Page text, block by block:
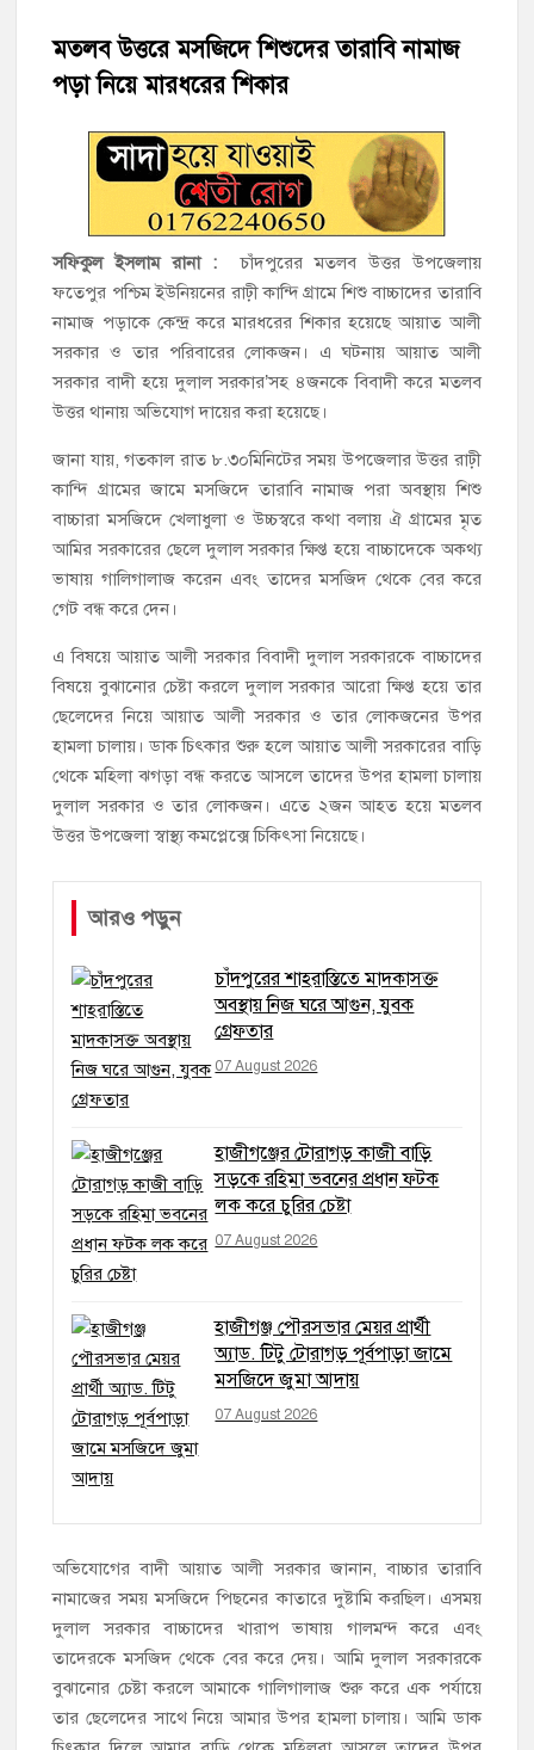
অভিভাবক সমাবেশ
হাজীগঞ্জে অস্বাস্থ্যকর পরিবেশে খাবার প্রস্তুত: ২ হোটেলকে ৪৫ হাজার
হাজীগঞ্জে ৬ বছরের শিশুকে ধর্ষণের অভিযোগে কেয়ারটেকার আটক
হাজীগঞ্জের রাজারগাঁও উবিতে জুলাই গণঅভ্যুত্থান দিবস পালন
হাজীগঞ্জ সরকারি মডেল পাইলট হাই স্কুল অ্যান্ড কলেজে ‘জুলাই
গণঅভ্যুত্থান দিবস’ পালিত
‘জনগণের ভোটে নির্বাচিত হয়ে ফরিদগঞ্জের উন্নয়নে কাজ করছি’ :
আলহাজ্ব এমএ হান্নান এমপি
নৌ পুলিশ ফাঁড়ির নাকের ডগায় কারেন্ট জালের দাপট, মতলবে প্রকাশ্যে
নিষিদ্ধ জাল মেরামত ও মাছ শিকার
মতলব উত্তরে মসজিদে শিশুদের তারাবি নামাজ
পড়া নিয়ে মারধরের শিকার
সফিকুল ইসলাম রানা :
চাঁদপুরের মতলব উত্তর উপজেলায়
ফতেপুর পশ্চিম ইউনিয়নের রাঢ়ী কান্দি গ্রামে শিশু বাচ্চাদের তারাবি
নামাজ পড়াকে কেন্দ্র করে মারধরের শিকার হয়েছে আয়াত আলী
সরকার ও তার পরিবারের লোকজন। এ ঘটনায় আয়াত আলী
সরকার বাদী হয়ে দুলাল সরকার’সহ ৪জনকে বিবাদী করে মতলব
উত্তর থানায় অভিযোগ দায়ের করা হয়েছে।
জানা যায়, গতকাল রাত ৮.৩০মিনিটের সময় উপজেলার উত্তর রাঢ়ী
কান্দি গ্রামের জামে মসজিদে তারাবি নামাজ পরা অবস্থায় শিশু
বাচ্চারা মসজিদে খেলাধুলা ও উচ্চস্বরে কথা বলায় ঐ গ্রামের মৃত
আমির সরকারের ছেলে দুলাল সরকার ক্ষিপ্ত হয়ে বাচ্চাদেকে অকথ্য
ভাষায় গালিগালাজ করেন এবং তাদের মসজিদ থেকে বের করে
গেট বন্ধ করে দেন।
এ বিষয়ে আয়াত আলী সরকার বিবাদী দুলাল সরকারকে বাচ্চাদের
বিষয়ে বুঝানোর চেষ্টা করলে দুলাল সরকার আরো ক্ষিপ্ত হয়ে তার
ছেলেদের নিয়ে আয়াত আলী সরকার ও তার লোকজনের উপর
হামলা চালায়। ডাক চিৎকার শুরু হলে আয়াত আলী সরকারের বাড়ি
থেকে মহিলা ঝগড়া বন্ধ করতে আসলে তাদের উপর হামলা চালায়
দুলাল সরকার ও তার লোকজন। এতে ২জন আহত হয়ে মতলব
উত্তর উপজেলা স্বাস্থ্য কমপ্লেক্সে চিকিৎসা নিয়েছে।
আরও পড়ুন
চাঁদপুরের শাহরাস্তিতে মাদকাসক্ত
অবস্থায় নিজ ঘরে আগুন, যুবক
গ্রেফতার
07 August 2026
হাজীগঞ্জের টোরাগড় কাজী বাড়ি
সড়কে রহিমা ভবনের প্রধান ফটক
লক করে চুরির চেষ্টা
07 August 2026
হাজীগঞ্জ পৌরসভার মেয়র প্রার্থী
অ্যাড. টিটু টোরাগড় পূর্বপাড়া জামে
মসজিদে জুমা আদায়
07 August 2026
অভিযোগের বাদী আয়াত আলী সরকার জানান, বাচ্চার তারাবি
নামাজের সময় মসজিদে পিছনের কাতারে দুষ্টামি করছিল। এসময়
দুলাল সরকার বাচ্চাদের খারাপ ভাষায় গালমন্দ করে এবং
তাদেরকে মসজিদ থেকে বের করে দেয়। আমি দুলাল সরকারকে
বুঝানোর চেষ্টা করলে আমাকে গালিগালাজ শুরু করে এক পর্যায়ে
তার ছেলেদের সাথে নিয়ে আমার উপর হামলা চালায়। আমি ডাক